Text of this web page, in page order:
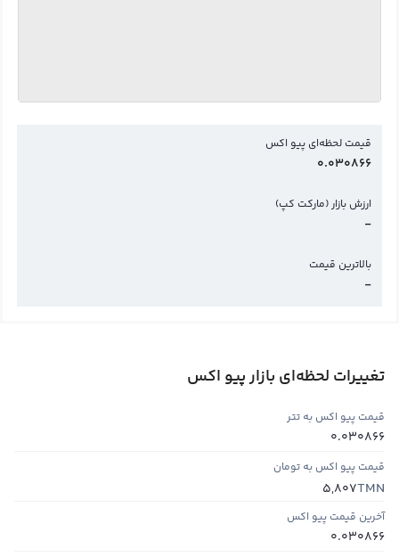
قیمت لحظه‌ای پیو اکس
0.030866
ارزش بازار (مارکت کپ)
-
بالاترین قیمت
-
تغییرات لحظه‌ای بازار پیو اکس
قیمت پیو اکس به تتر
0.030866
قیمت پیو اکس به تومان
TMN
5,807
آخرین قیمت پیو اکس
0.030866